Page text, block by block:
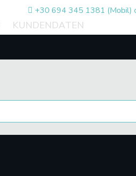
+30 694 345 1381 (Mobil)
KUNDENDATEN